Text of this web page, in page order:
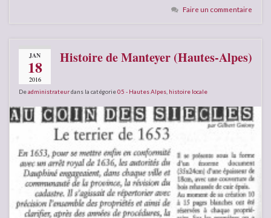
Faire un commentaire
JAN
18
2016
Histoire de Manteyer (Hautes-Alpes)
Deadministrateurdans la catégorie05 - Hautes Alpes histoire locale